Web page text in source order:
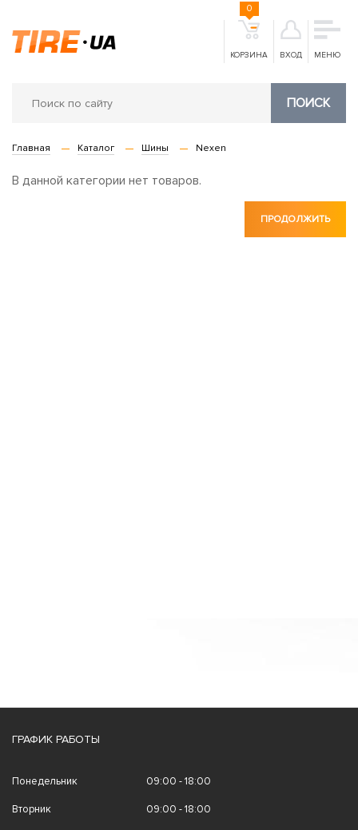
КОРЗИНА
0
ВХОД МЕНЮ
ПОИСК
Главная Каталог Шины Nexen
В данной категории нет товаров.
ПРОДОЛЖИТЬ
ГРАФИК РАБОТЫ
Понедельник 09:00 - 18:00
Вторник 09:00 - 18:00